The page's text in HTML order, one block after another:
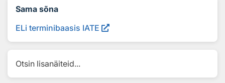
Sama sõna
ELi terminibaasis IATE
Otsin lisanäiteid...